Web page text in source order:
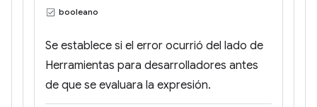
booleano
Se establece si el error ocurrió del lado de
Herramientas para desarrolladores antes
de que se evaluara la expresión.